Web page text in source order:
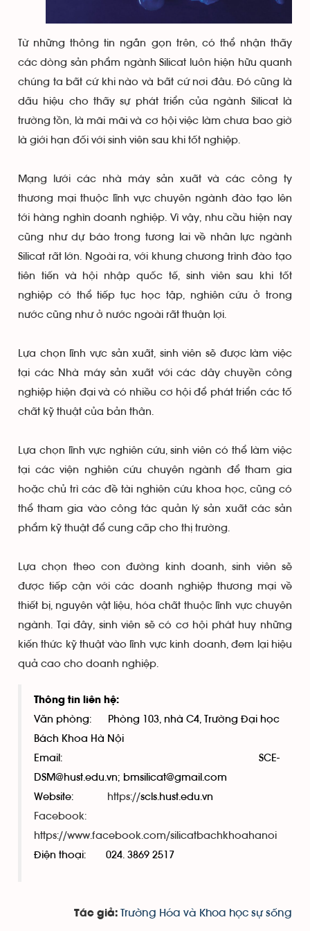
Từ những thông tin ngắn gọn trên, có thể nhận thấy
các dòng sản phẩm ngành Silicat luôn hiện hữu quanh
chúng ta bất cứ khi nào và bất cứ nơi đâu. Đó cũng là
dấu hiệu cho thấy sự phát triển của ngành Silicat là
trường tồn, là mãi mãi và cơ hội việc làm chưa bao giờ
là giới hạn đối với sinh viên sau khi tốt nghiệp.
Mạng lưới các nhà máy sản xuất và các công ty
thương mại thuộc lĩnh vực chuyên ngành đào tạo lên
tới hàng nghìn doanh nghiệp. Vì vậy, nhu cầu hiện nay
cũng như dự báo trong tương lai về nhân lực ngành
Silicat rất lớn. Ngoài ra, với khung chương trình đào tạo
tiên tiến và hội nhập quốc tế, sinh viên sau khi tốt
nghiệp có thể tiếp tục học tập, nghiên cứu ở trong
nước cũng như ở nước ngoài rất thuận lợi.
Lựa chọn lĩnh vực sản xuất, sinh viên sẽ được làm việc
tại các Nhà máy sản xuất với các dây chuyền công
nghiệp hiện đại và có nhiều cơ hội để phát triển các tố
chất kỹ thuật của bản thân.
Lựa chọn lĩnh vực nghiên cứu, sinh viên có thể làm việc
tại các viện nghiên cứu chuyên ngành để tham gia
hoặc chủ trì các đề tài nghiên cứu khoa học, cũng có
thể tham gia vào công tác quản lý sản xuất các sản
phẩm kỹ thuật để cung cấp cho thị trường.
Lựa chọn theo con đường kinh doanh, sinh viên sẽ
được tiếp cận với các doanh nghiệp thương mại về
thiết bị, nguyên vật liệu, hóa chất thuộc lĩnh vực chuyên
ngành. Tại đây, sinh viên sẽ có cơ hội phát huy những
kiến thức kỹ thuật vào lĩnh vực kinh doanh, đem lại hiệu
quả cao cho doanh nghiệp.
Thông tin liên hệ:
Văn phòng: Phòng 103, nhà C4, Trường Đại học
Bách Khoa Hà Nội
Email: SCE-
DSM@hust.edu.vn; bmsilicat@gmail.com
Website: https://scls.hust.edu.vn
Facebook:
https://www.facebook.com/silicatbachkhoahanoi
Điện thoại: 024. 3869 2517
Tác giả: Trường Hóa và Khoa học sự sống